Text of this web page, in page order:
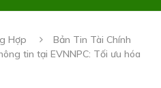
Hợp
Bản Tin Tài Chính
tin tại EVNNPC: Tối ưu hóa